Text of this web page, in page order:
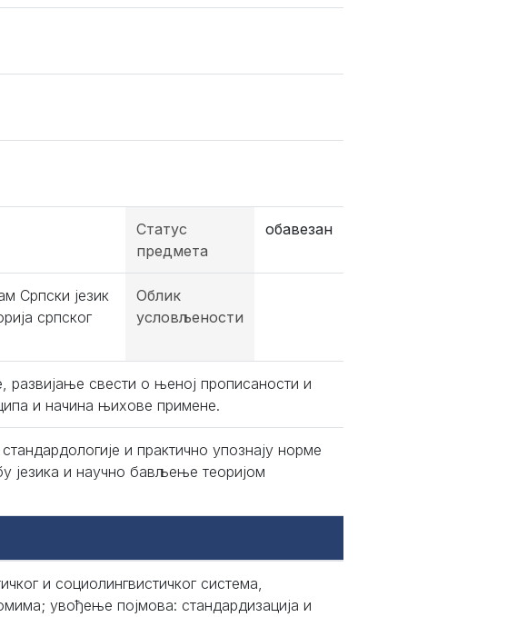
Статус
предмета
обавезан
Српски језик
српског
Облик
условљености
свести о њеној прописаности и
и начина њихове примене.
и практично упознају норме
језика и научно бављење теоријом
и социолингвистичког система,
увођење појмова: стандардизација и